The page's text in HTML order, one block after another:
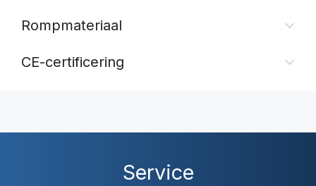
Rompmateriaal
CE-certificering
Service